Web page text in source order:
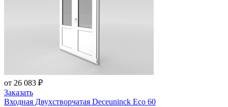
от 26 083 ₽
Заказать
Входная Двухстворчатая Deceuninck Eco 60